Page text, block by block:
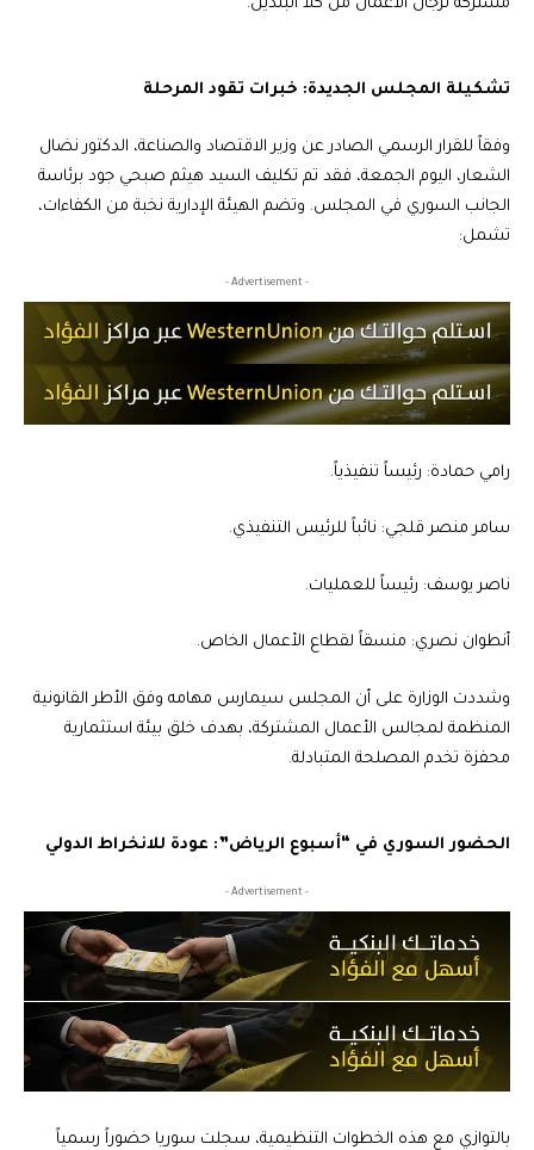
مشتركة لرجال الأعمال من كلا البلدين.
تشكيلة المجلس الجديدة: خبرات تقود المرحلة
وفقاً للقرار الرسمي الصادر عن وزير الاقتصاد والصناعة، الدكتور نضال
الشعار، اليوم الجمعة، فقد تم تكليف السيد هيثم صبحي جود برئاسة
الجانب السوري في المجلس. وتضم الهيئة الإدارية نخبة من الكفاءات،
تشمل:
- Advertisement -
رامي حمادة: رئيساً تنفيذياً.
سامر منصر قلجي: نائباً للرئيس التنفيذي.
ناصر يوسف: رئيساً للعمليات.
أنطوان نصري: منسقاً لقطاع الأعمال الخاص.
وشددت الوزارة على أن المجلس سيمارس مهامه وفق الأطر القانونية
المنظمة لمجالس الأعمال المشتركة، بهدف خلق بيئة استثمارية
محفزة تخدم المصلحة المتبادلة.
الحضور السوري في “أسبوع الرياض”: عودة للانخراط الدولي
- Advertisement -
بالتوازي مع هذه الخطوات التنظيمية، سجلت سوريا حضوراً رسمياً